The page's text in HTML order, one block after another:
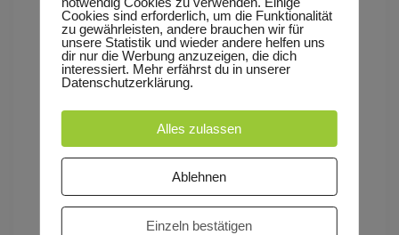
www.papperlapapp-comedy-club.de
18 € / ermäßigt 12 €
Tickets unter
am-3-10-2025/e2425649
Cookies sind erforderlich, um die Funktionalität
zu gewährleisten, andere brauchen wir für
unsere Statistik und wieder andere helfen uns
dir nur die Werbung anzuzeigen, die dich
interessiert. Mehr erfährst du in unserer
Datenschutzerklärung.
Alles zulassen
Ablehnen
Einzeln bestätigen